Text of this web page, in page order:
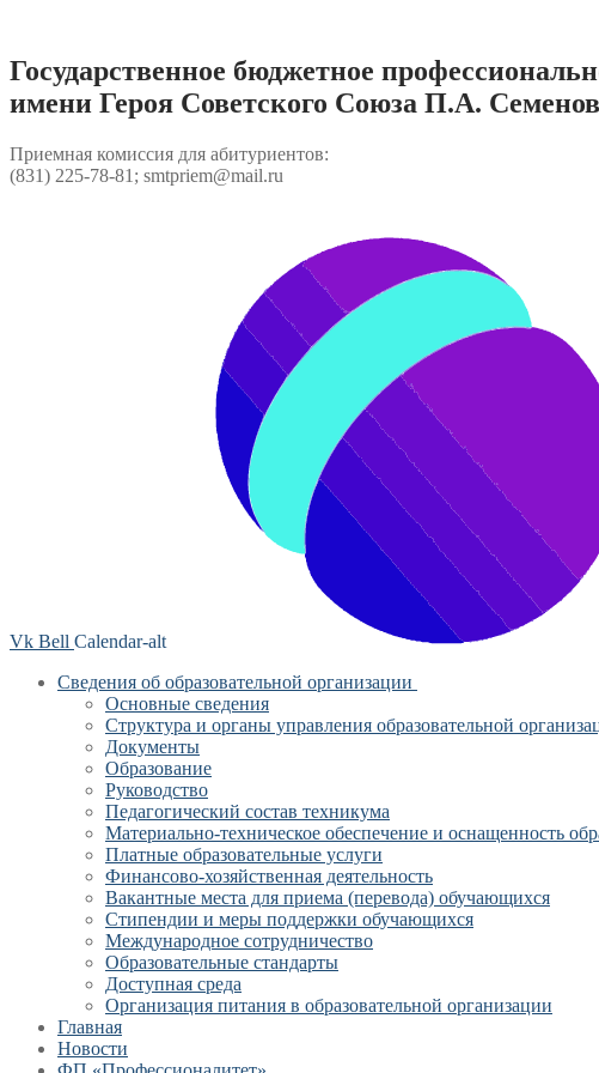
содержимому
Государственное бюджетное
имени Героя Советского Союза П.А.
Приемная комиссия для абитуриентов:
(831) 225-78-81; smtpriem@mail.ru
Vk Bell Calendar-alt
Сведения об образовательной организации
Основные сведения
Структура и органы управления образовательной
Документы
Образование
Руководство
Педагогический состав техникума
Материально-техническое обеспечение и оснащенность
Платные образовательные услуги
Финансово-хозяйственная деятельность
Вакантные места для приема (перевода) обучающихся
Стипендии и меры поддержки обучающихся
Международное сотрудничество
Образовательные стандарты
Доступная среда
Организация питания в образовательной организации
Главная
Новости